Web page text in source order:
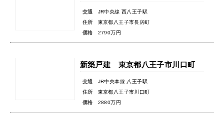
交通
JR中央線 西八王子駅
住所
東京都八王子市長房町
価格
2790万円
新築戸建 東京都八王子市川口町
交通
JR中央本線 八王子駅
住所
東京都八王子市川口町
価格
2880万円